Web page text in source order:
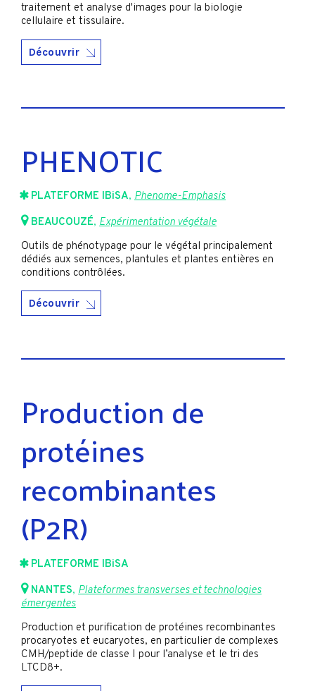
traitement et analyse d'images pour la biologie
cellulaire et tissulaire.
Découvrir
PHENOTIC
PLATEFORME IBiSA, Phenome-Emphasis
BEAUCOUZÉ, Expérimentation végétale
Outils de phénotypage pour le végétal principalement
dédiés aux semences, plantules et plantes entières en
conditions contrôlées.
Découvrir
Production de
protéines
recombinantes
(P2R)
PLATEFORME IBiSA
NANTES, Plateformes transverses et technologies
émergentes
Production et purification de protéines recombinantes
procaryotes et eucaryotes, en particulier de complexes
CMH/peptide de classe I pour l’analyse et le tri des
LTCD8+.